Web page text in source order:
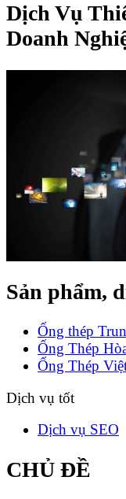
Dịch Vụ
Doanh
Sản phẩm,
Ống thép
Ống Thép
Ống Thép
Dịch vụ tốt
Dịch vụ SEO
CHỦ ĐỀ